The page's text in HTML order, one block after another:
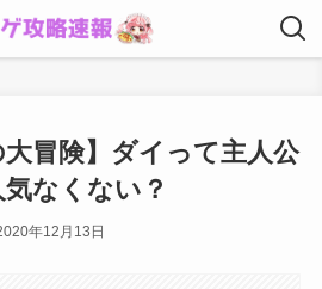
大冒険】ダイって主人公
なくない？
年12月13日